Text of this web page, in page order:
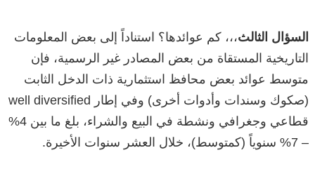
السؤال الثالث،،، كم عوائدها؟ استناداً إلى بعض المعلومات
التاريخية المستقاة من بعض المصادر غير الرسمية، فإن
متوسط عوائد بعض محافظ استثمارية ذات الدخل الثابت
(صكوك وسندات وأدوات أخرى) وفي إطار well diversified
قطاعي وجغرافي ونشطة في البيع والشراء، بلغ ما بين 4%
– 7% سنوياً (كمتوسط)، خلال العشر سنوات الأخيرة.